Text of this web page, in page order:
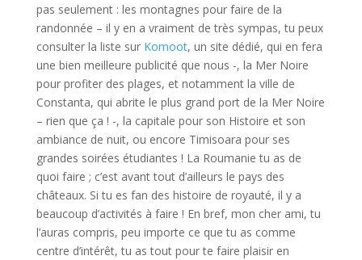
pas seulement : les montagnes pour faire de la
randonnée – il y en a vraiment de très sympas, tu peux
consulter la liste sur Komoot, un site dédié, qui en fera
une bien meilleure publicité que nous -, la Mer Noire
pour profiter des plages, et notamment la ville de
Constanta, qui abrite le plus grand port de la Mer Noire
– rien que ça ! -, la capitale pour son Histoire et son
ambiance de nuit, ou encore Timisoara pour ses
grandes soirées étudiantes ! La Roumanie tu as de
quoi faire ; c’est avant tout d’ailleurs le pays des
châteaux. Si tu es fan des histoire de royauté, il y a
beaucoup d’activités à faire ! En bref, mon cher ami, tu
l’auras compris, peu importe ce que tu as comme
centre d’intérêt, tu as tout pour te faire plaisir en